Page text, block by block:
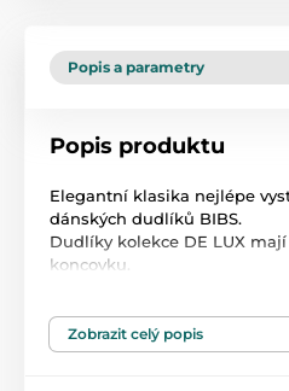
Popis a parametry
Popis produktu
Elegantní klasika nejlépe
dánských dudlíků BIBS.
Dudlíky kolekce DE LUX
koncovku.
Výrobek je vhodný pro
Zobrazit celý popis